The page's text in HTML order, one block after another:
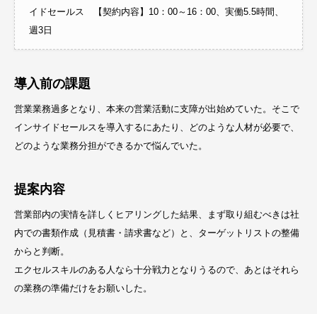
イドセールス 【契約内容】10：00～16：00、実働5.5時間、
週3日
導入前の課題
営業業務過多となり、本来の営業活動に支障が出始めていた。そこで
インサイドセールスを導入するにあたり、どのような人材が必要で、
どのような業務分担ができるかで悩んでいた。
提案内容
営業部内の実情を詳しくヒアリングした結果、まず取り組むべきは社
内での書類作成（見積書・請求書など）と、ターゲットリストの整備
からと判断。
エクセルスキルのある人なら十分戦力となりうるので、あとはそれら
の業務の準備だけをお願いした。